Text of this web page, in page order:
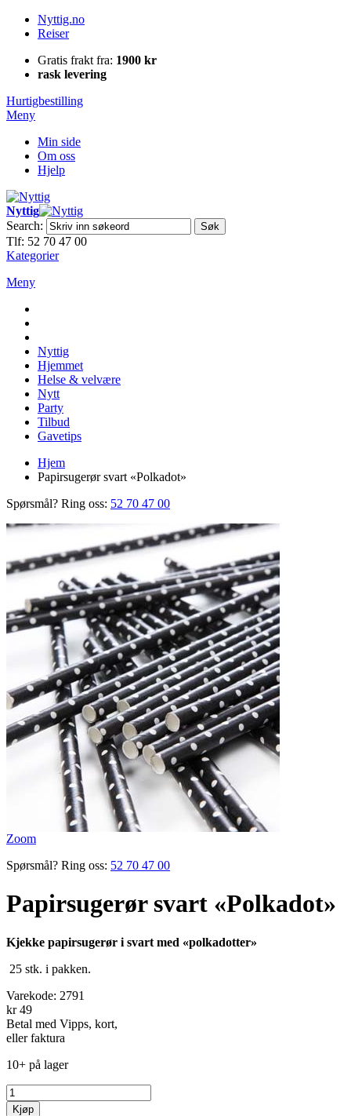
Nyttig.no
Reiser
Gratis frakt fra: 1900 kr
rask levering
Hurtigbestilling
Meny
Min side
Om oss
Hjelp
Nyttig
Search:
Søk
Tlf: 52 70 47 00
Kategorier
Meny
Nyttig
Hjemmet
Helse & velvære
Nytt
Party
Tilbud
Gavetips
Hjem
Papirsugerør svart «Polkadot»
Spørsmål? Ring oss: 52 70 47 00
Zoom
Spørsmål? Ring oss: 52 70 47 00
Papirsugerør svart «Polkadot»
Kjekke papirsugerør i svart med «polkadotter»
25 stk. i pakken.
Varekode: 2791
kr 49
Betal med Vipps, kort,
eller faktura
10+ på lager
Kjøp